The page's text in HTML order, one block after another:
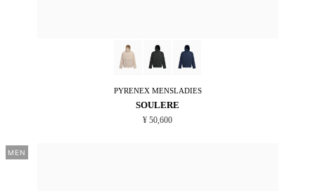
PYRENEXMENSLADIES
SOULERE
¥ 50,600
MEN